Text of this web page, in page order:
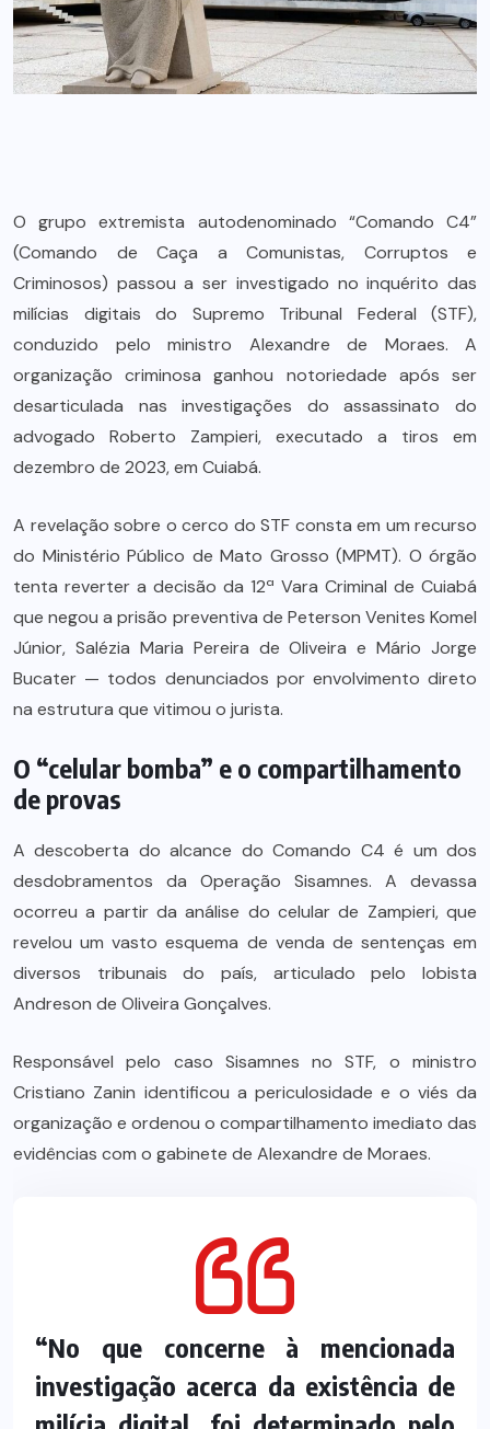
O grupo extremista autodenominado “Comando C4”
(Comando de Caça a Comunistas, Corruptos e
Criminosos) passou a ser investigado no inquérito das
milícias digitais do Supremo Tribunal Federal (STF),
conduzido pelo ministro Alexandre de Moraes. A
organização criminosa ganhou notoriedade após ser
desarticulada nas investigações do assassinato do
advogado Roberto Zampieri, executado a tiros em
dezembro de 2023, em Cuiabá.
A revelação sobre o cerco do STF consta em um recurso
do Ministério Público de Mato Grosso (MPMT). O órgão
tenta reverter a decisão da 12ª Vara Criminal de Cuiabá
que negou a prisão preventiva de Peterson Venites Komel
Júnior, Salézia Maria Pereira de Oliveira e Mário Jorge
Bucater — todos denunciados por envolvimento direto
na estrutura que vitimou o jurista.
O “celular bomba” e o compartilhamento
de provas
A descoberta do alcance do Comando C4 é um dos
desdobramentos da Operação Sisamnes. A devassa
ocorreu a partir da análise do celular de Zampieri, que
revelou um vasto esquema de venda de sentenças em
diversos tribunais do país, articulado pelo lobista
Andreson de Oliveira Gonçalves.
Responsável pelo caso Sisamnes no STF, o ministro
Cristiano Zanin identificou a periculosidade e o viés da
organização e ordenou o compartilhamento imediato das
evidências com o gabinete de Alexandre de Moraes.
“No que concerne à mencionada
investigação acerca da existência de